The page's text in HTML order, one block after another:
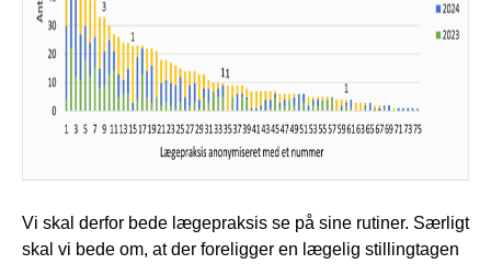
Vi skal derfor bede lægepraksis se på sine rutiner. Særligt
skal vi bede om, at der foreligger en lægelig stillingtagen